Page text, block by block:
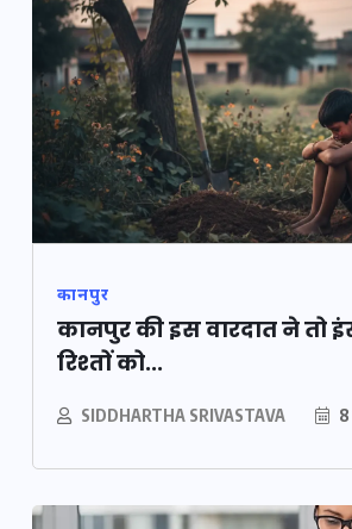
कानपुर
कानपुर की इस वारदात ने तो
रिश्तों को...
SIDDHARTHA SRIVASTAVA 8